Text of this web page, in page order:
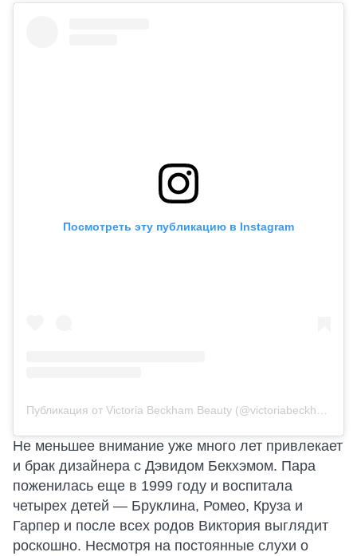
Посмотреть эту публикацию в Instagram
Не меньшее внимание уже много лет привлекает
и брак дизайнера с Дэвидом Бекхэмом. Пара
поженилась еще в 1999 году и воспитала
четырех детей — Бруклина, Ромео, Круза и
Гарпер и после всех родов Виктория выглядит
роскошно. Несмотря на постоянные слухи о